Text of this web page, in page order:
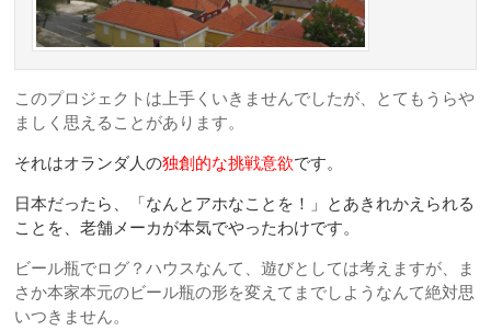
このプロジェクトは上手くいきませんでしたが、とてもうらや
ましく思えることがあります。
それはオランダ人の独創的な挑戦意欲です。
日本だったら、「なんとアホなことを！」とあきれかえられる
ことを、老舗メーカが本気でやったわけです。
ビール瓶でログ？ハウスなんて、遊びとしては考えますが、ま
さか本家本元のビール瓶の形を変えてまでしようなんて絶対思
いつきません。